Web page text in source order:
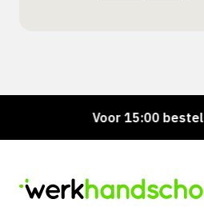
Voor 15:00 besteld =